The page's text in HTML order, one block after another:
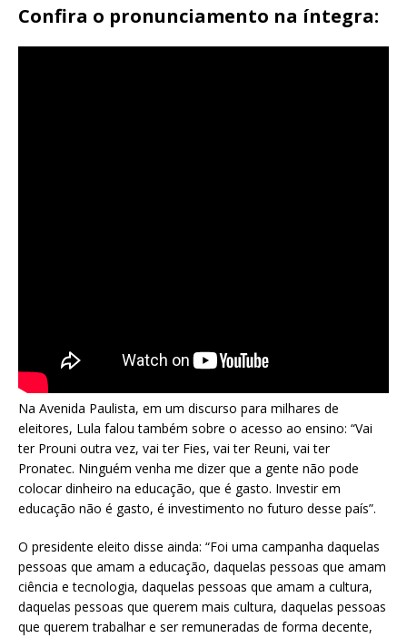
Confira o pronunciamento na íntegra:
Na Avenida Paulista, em um discurso para milhares de
eleitores, Lula falou também sobre o acesso ao ensino: “Vai
ter Prouni outra vez, vai ter Fies, vai ter Reuni, vai ter
Pronatec. Ninguém venha me dizer que a gente não pode
colocar dinheiro na educação, que é gasto. Investir em
educação não é gasto, é investimento no futuro desse país”.
O presidente eleito disse ainda: “Foi uma campanha daquelas
pessoas que amam a educação, daquelas pessoas que amam
ciência e tecnologia, daquelas pessoas que amam a cultura,
daquelas pessoas que querem mais cultura, daquelas pessoas
que querem trabalhar e ser remuneradas de forma decente,